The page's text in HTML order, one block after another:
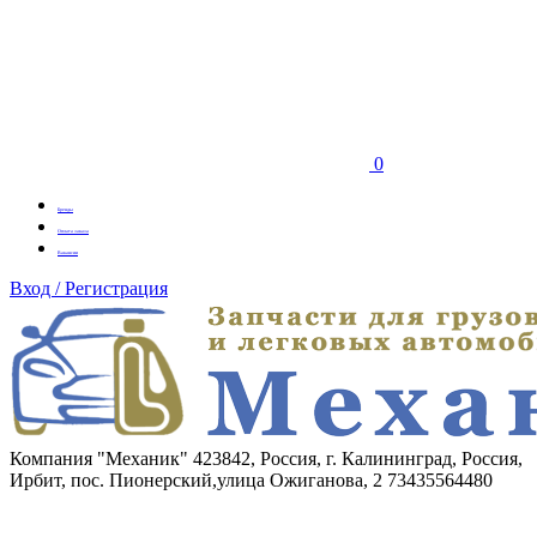
0
Бренды
Оплата заказа
Вакансии
Вход / Регистрация
Компания "Механик" 423842, Россия, г. Калининград, Россия,
Ирбит, пос. Пионерский,улица Ожиганова, 2 73435564480